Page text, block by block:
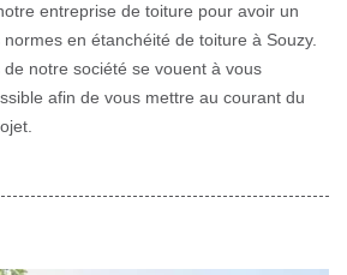
entreprise de toiture pour avoir un
en étanchéité de toiture à Souzy.
notre société se vouent à vous
afin de vous mettre au courant du